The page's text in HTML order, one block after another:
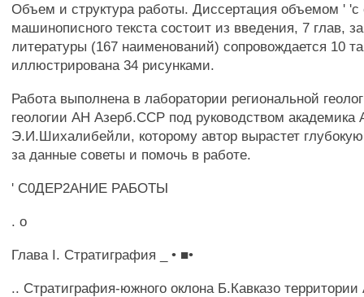
Объем и структура работы. Диссертация объемом ' 'с
машинописного текста состоит из введения, 7 глав,
литературы (167 наименований) сопровождается 10
иллюстрирована 34 рисунками.
Работа выполнена в лаборатории региональной
геологии АН Азерб.ССР под руководством
Э.И.Шихалибейли, которому автор вырастет глубокую
за данные советы и помочь в работе.
' С0ДЕР2АНИЕ РАБОТЫ
. о
Глава I. Стратиграфия _ • ■•
.. Стратиграфия-южного оклона Б.Кавказо